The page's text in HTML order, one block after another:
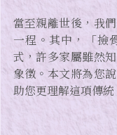
當至親離世後，我
一程。其中，「撿
式，許多家屬雖然
象徵。本文將為您
助您更理解這項傳統